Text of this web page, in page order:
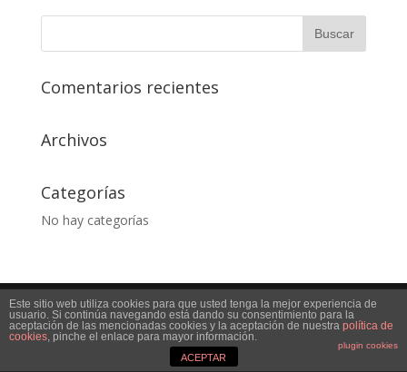
Comentarios recientes
Archivos
Categorías
No hay categorías
Desarrollado pordecaprint
Este sitio web utiliza cookies para que usted tenga la mejor experiencia de
usuario. Si continúa navegando está dando su consentimiento para la
aceptación de las mencionadas cookies y la aceptación de nuestra política de
cookies, pinche el enlace para mayor información.
plugin cookies
ACEPTAR